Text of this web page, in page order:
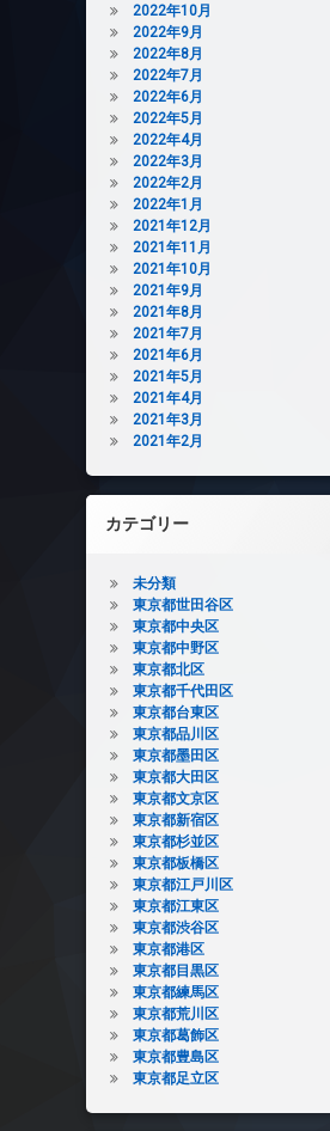
2022年10月
2022年9月
2022年8月
2022年7月
2022年6月
2022年5月
2022年4月
2022年3月
2022年2月
2022年1月
2021年12月
2021年11月
2021年10月
2021年9月
2021年8月
2021年7月
2021年6月
2021年5月
2021年4月
2021年3月
2021年2月
カテゴリー
未分類
東京都世田谷区
東京都中央区
東京都中野区
東京都北区
東京都千代田区
東京都台東区
東京都品川区
東京都墨田区
東京都大田区
東京都文京区
東京都新宿区
東京都杉並区
東京都板橋区
東京都江戸川区
東京都江東区
東京都渋谷区
東京都港区
東京都目黒区
東京都練馬区
東京都荒川区
東京都葛飾区
東京都豊島区
東京都足立区